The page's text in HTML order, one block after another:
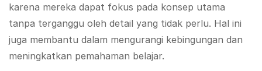
karena mereka dapat fokus pada konsep utama
tanpa terganggu oleh detail yang tidak perlu. Hal ini
juga membantu dalam mengurangi kebingungan dan
meningkatkan pemahaman belajar.